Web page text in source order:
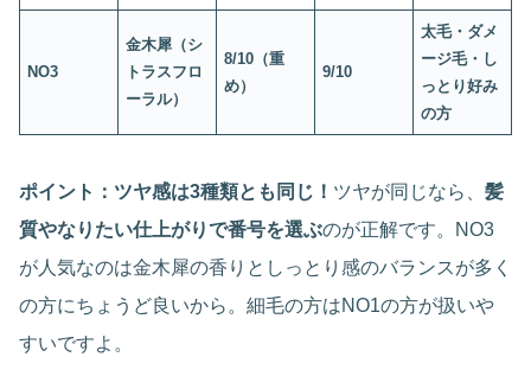
NO3
金木犀（シ
トラスフロ
ーラル）
8/10（重
め）
9/10
太毛・ダメ
ージ毛・し
っとり好み
の方
ポイント：ツヤ感は3種類とも同じ！ ツヤが同じなら、 髪
質やなりたい仕上がりで番号を選ぶのが正解です。NO3
が人気なのは金木犀の香りとしっとり感のバランスが多く
の方にちょうど良いから。細毛の方はNO1の方が扱いや
すいですよ。